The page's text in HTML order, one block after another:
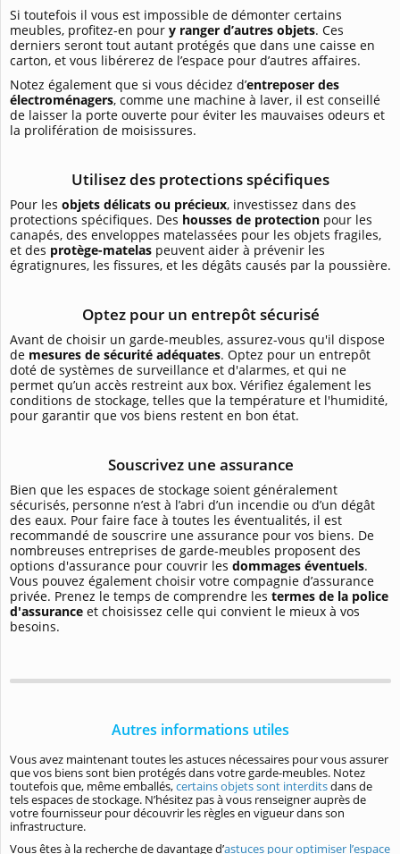
Si toutefois il vous est impossible de démonter certains
meubles, profitez-en pour y ranger d’autres objets. Ces
derniers seront tout autant protégés que dans une caisse en
carton, et vous libérerez de l’espace pour d’autres affaires.
Notez également que si vous décidez d’entreposer des
électroménagers, comme une machine à laver, il est conseillé
de laisser la porte ouverte pour éviter les mauvaises odeurs et
la prolifération de moisissures.
Utilisez des protections spécifiques
Pour les objets délicats ou précieux, investissez dans des
protections spécifiques. Des housses de protection pour les
canapés, des enveloppes matelassées pour les objets fragiles,
et des protège-matelas peuvent aider à prévenir les
égratignures, les fissures, et les dégâts causés par la poussière.
Optez pour un entrepôt sécurisé
Avant de choisir un garde-meubles, assurez-vous qu'il dispose
de mesures de sécurité adéquates. Optez pour un entrepôt
doté de systèmes de surveillance et d'alarmes, et qui ne
permet qu’un accès restreint aux box. Vérifiez également les
conditions de stockage, telles que la température et l'humidité,
pour garantir que vos biens restent en bon état.
Souscrivez une assurance
Bien que les espaces de stockage soient généralement
sécurisés, personne n’est à l’abri d’un incendie ou d’un dégât
des eaux. Pour faire face à toutes les éventualités, il est
recommandé de souscrire une assurance pour vos biens. De
nombreuses entreprises de garde-meubles proposent des
options d'assurance pour couvrir les dommages éventuels.
Vous pouvez également choisir votre compagnie d’assurance
privée. Prenez le temps de comprendre les termes de la police
d'assurance et choisissez celle qui convient le mieux à vos
besoins.
Autres informations utiles
Vous avez maintenant toutes les astuces nécessaires pour vous assurer
que vos biens sont bien protégés dans votre garde-meubles. Notez
toutefois que, même emballés,certains objets sont interditsdans de
tels espaces de stockage. N’hésitez pas à vous renseigner auprès de
votre fournisseur pour découvrir les règles en vigueur dans son
infrastructure.
Vous êtes à la recherche de davantage d’astuces pour optimiser l’espace